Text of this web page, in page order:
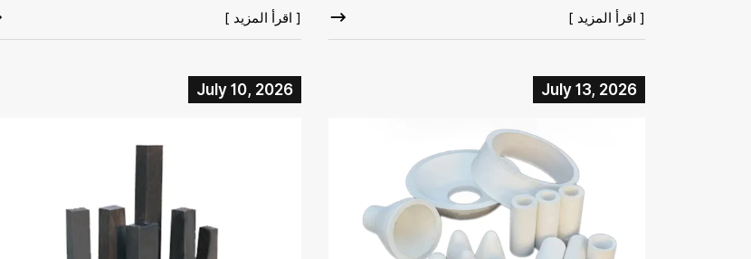
[ اقرأ المزيد ] [ اقرأ المزيد ]
July 13, 2026
July 10, 2026